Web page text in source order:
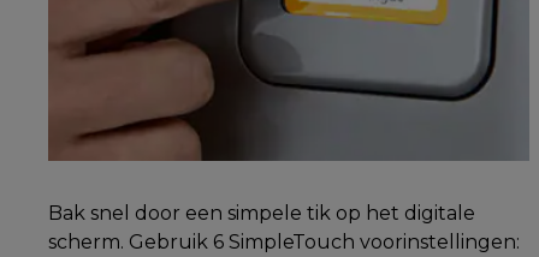
Bak snel door een simpele tik op het digitale
scherm. Gebruik 6 SimpleTouch voorinstellingen: